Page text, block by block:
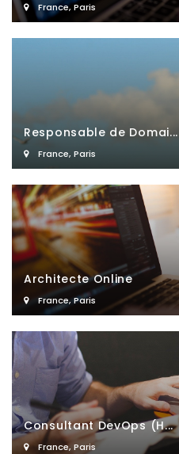
France,Paris
Responsable de Domai...
France, Paris
Architecte Online
France,Paris
Consultant DevOps (H...
France, Paris